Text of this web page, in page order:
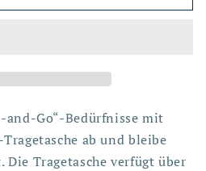
and-Go“-Bedürfnisse mit
ab und bleibe
Die Tragetasche verfügt über